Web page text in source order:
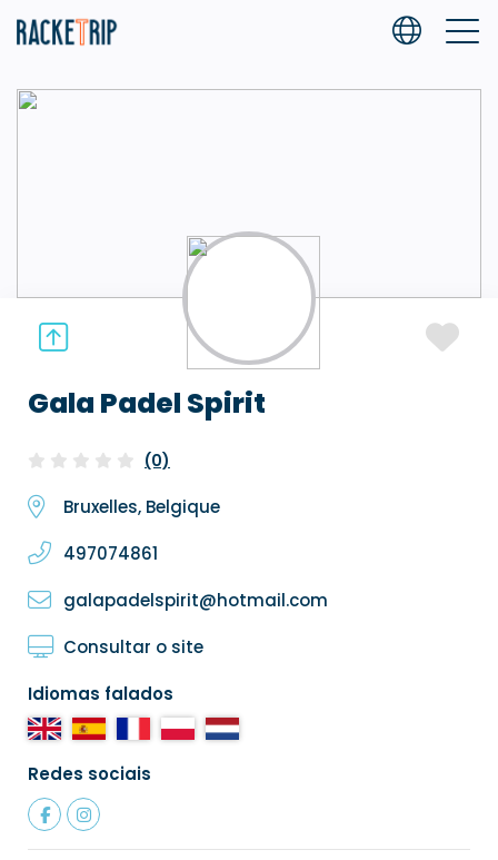
Gala Padel Spirit
(0)
Bruxelles, Belgique
497074861
galapadelspirit@hotmail.com
Consultar o site
Idiomas falados
Redes sociais